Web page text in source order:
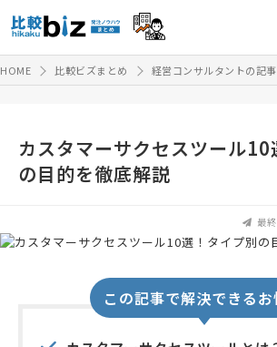
HOME 比較ビズまとめ 経営コンサルタントの記事
カスタマーサクセスツール10
の目的を徹底解説
最
この記事で解決できる